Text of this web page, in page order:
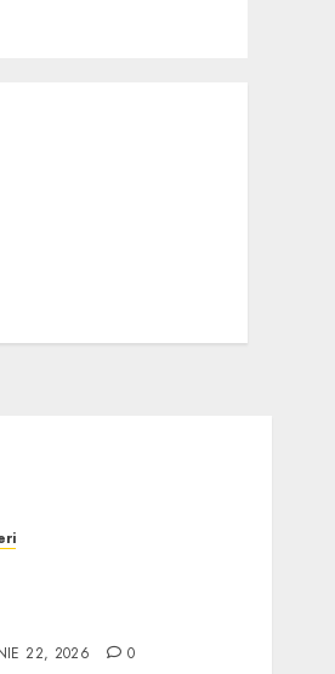
22, 2026 0